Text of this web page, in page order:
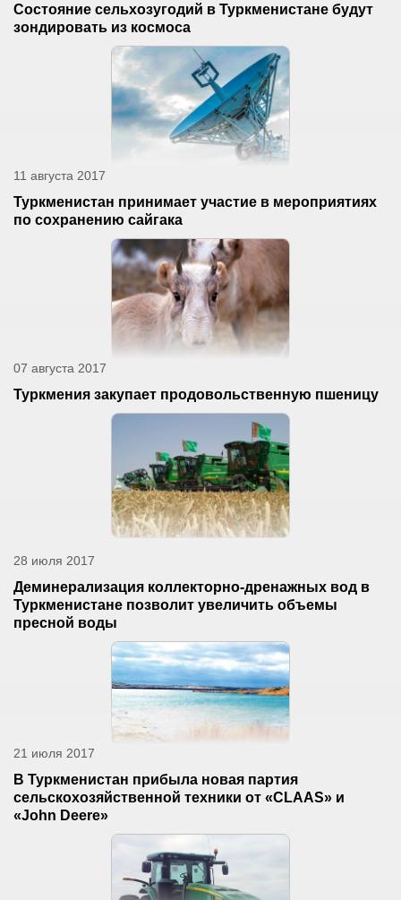
Состояние сельхозугодий в Туркменистане будут
зондировать из космоса
11 августа 2017
Туркменистан принимает участие в мероприятиях
по сохранению сайгака
07 августа 2017
Туркмения закупает продовольственную пшеницу
28 июля 2017
Деминерализация коллекторно-дренажных вод в
Туркменистане позволит увеличить объемы
пресной воды
21 июля 2017
В Туркменистан прибыла новая партия
сельскохозяйственной техники от «CLAAS» и
«John Deere»